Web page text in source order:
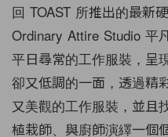
回 TOAST 所推出的最新
Ordinary Attire Studio 平
平日尋常的工作服裝，呈
卻又低調的一面，透過精
又美觀的工作服裝，並且
植栽師、與廚師演繹一個